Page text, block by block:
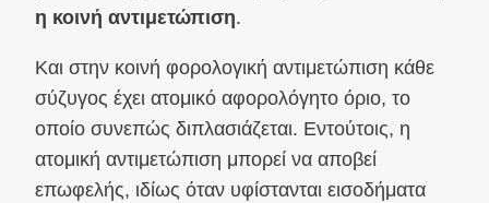
η κοινή αντιμετώπιση.
Και στην κοινή φορολογική αντιμετώπιση κάθε
σύζυγος έχει ατομικό αφορολόγητο όριο, το
οποίο συνεπώς διπλασιάζεται. Εντούτοις, η
ατομική αντιμετώπιση μπορεί να αποβεί
επωφελής, ιδίως όταν υφίστανται εισοδήματα